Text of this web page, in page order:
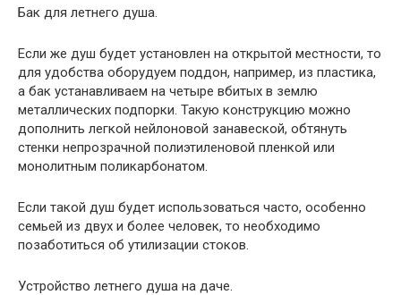
Бак для летнего душа.
Если же душ будет установлен на открытой местности, то
для удобства оборудуем поддон, например, из пластика,
а бак устанавливаем на четыре вбитых в землю
металлических подпорки. Такую конструкцию можно
дополнить легкой нейлоновой занавеской, обтянуть
стенки непрозрачной полиэтиленовой пленкой или
монолитным поликарбонатом.
Если такой душ будет использоваться часто, особенно
семьей из двух и более человек, то необходимо
позаботиться об утилизации стоков.
Устройство летнего душа на даче.